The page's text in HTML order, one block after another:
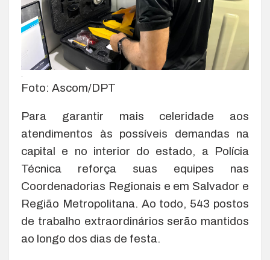
.
Foto: Ascom/DPT
Para garantir mais celeridade aos
atendimentos às possíveis demandas na
capital e no interior do estado, a Polícia
Técnica reforça suas equipes nas
Coordenadorias Regionais e em Salvador e
Região Metropolitana. Ao todo, 543 postos
de trabalho extraordinários serão mantidos
ao longo dos dias de festa.